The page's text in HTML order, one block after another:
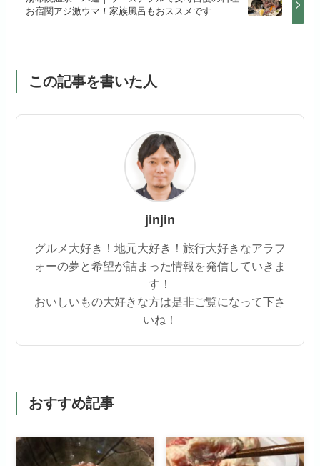
お宿関アジ激ウマ！家族風呂もおススメです
この記事を書いた人
jinjin
グルメ大好き！地元大好き！旅行大好きなアラフ
ォーの夢と希望が詰まった情報を発信していきま
す！
おいしいもの大好きな方は是非ご覧になって下さ
いね！
おすすめ記事